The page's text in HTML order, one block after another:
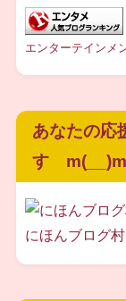
エンターテインメ
あなたの応
す m(__)m
にほんブログ村